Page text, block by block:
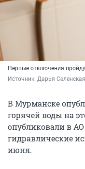
Первые отключения
Источник: Дарья
В Мурманске
горячей воды на
опубликовали в
гидравлические
июня.